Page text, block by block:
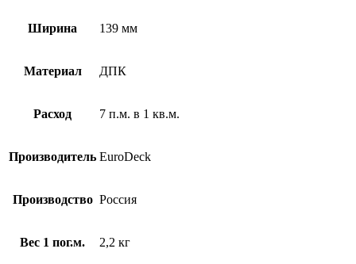
Ширина 139 мм
Материал ДПК
Расход 7 п.м. в 1 кв.м.
Производитель EuroDeck
Производство Россия
Вес 1 пог.м. 2,2 кг